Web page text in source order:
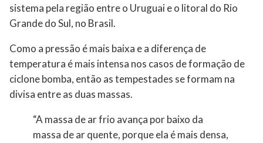
sistema pela região entre o Uruguai e o litoral do Rio
Grande do Sul, no Brasil.
Como a pressão é mais baixa e a diferença de
temperatura é mais intensa nos casos de formação de
ciclone bomba, então as tempestades se formam na
divisa entre as duas massas.
“A massa de ar frio avança por baixo da
massa de ar quente, porque ela é mais densa,